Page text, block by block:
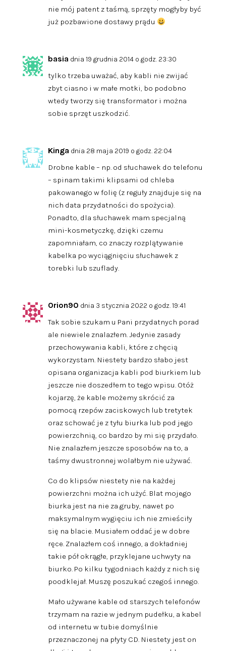
nie mój patent z taśmą, sprzęty mogłyby być
już pozbawione dostawy prądu
basia dnia 19 grudnia 2014 o godz. 23:30
tylko trzeba uważać, aby kabli nie zwijać
zbyt ciasno i w małe motki, bo podobno
wtedy tworzy się transformator i można
sobie sprzęt uszkodzić.
Kinga dnia 28 maja 2019 o godz. 22:04
Drobne kable – np. od słuchawek do telefonu
– spinam takimi klipsami od chleba
pakowanego w folię (z reguły znajduje się na
nich data przydatności do spożycia).
Ponadto, dla słuchawek mam specjalną
mini-kosmetyczkę, dzięki czemu
zapomniałam, co znaczy rozplątywanie
kabelka po wyciągnięciu słuchawek z
torebki lub szuflady.
Orion90 dnia 3 stycznia 2022 o godz. 19:41
Tak sobie szukam u Pani przydatnych porad
ale niewiele znalazłem. Jedynie zasady
przechowywania kabli, które z chęcią
wykorzystam. Niestety bardzo słabo jest
opisana organizacja kabli pod biurkiem lub
jeszcze nie doszedłem to tego wpisu. Otóż
kojarzę, że kable możemy skrócić za
pomocą rzepów zaciskowych lub tretytek
oraz schować je z tyłu biurka lub pod jego
powierzchnią, co bardzo by mi się przydało.
Nie znalazłem jeszcze sposobów na to, a
taśmy dwustronnej wolałbym nie używać.
Co do klipsów niestety nie na każdej
powierzchni można ich użyć. Blat mojego
biurka jest na nie za gruby, nawet po
maksymalnym wygięciu ich nie zmieściły
się na blacie. Musiałem oddać je w dobre
ręce. Znalazłem coś innego, a dokładniej
takie pół okrągłe, przyklejane uchwyty na
biurko. Po kilku tygodniach każdy z nich się
poodklejał. Muszę poszukać czegoś innego.
Mało używane kable od starszych telefonów
trzymam na razie w jednym pudełku, a kabel
od internetu w tubie domyślnie
przeznaczonej na płyty CD. Niestety jest on